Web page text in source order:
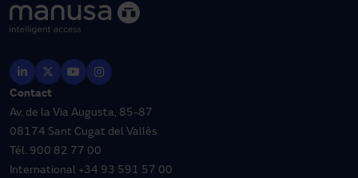
Contact
Av. de la Via Augusta, 85-87
08174 Sant Cugat del Vallès
Tél. 900 82 77 00
International +34 93 591 57 00